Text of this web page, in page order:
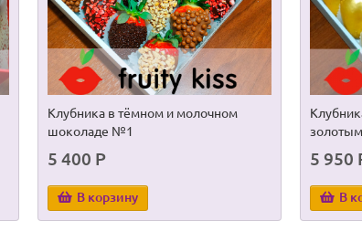
Клубника в тёмном и молочном
шоколаде №1
5 400 Р
В корзину
5 950
В